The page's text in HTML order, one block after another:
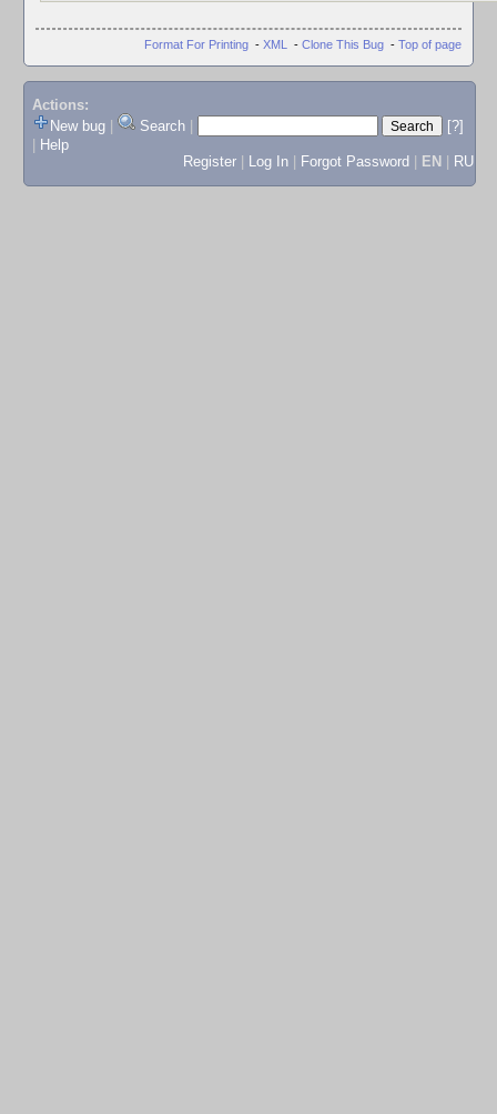
Format For Printing - XML - Clone This Bug - Top of page
Actions:
New bug
Search
[?]
Help
Register
Log In Forgot Password EN RU